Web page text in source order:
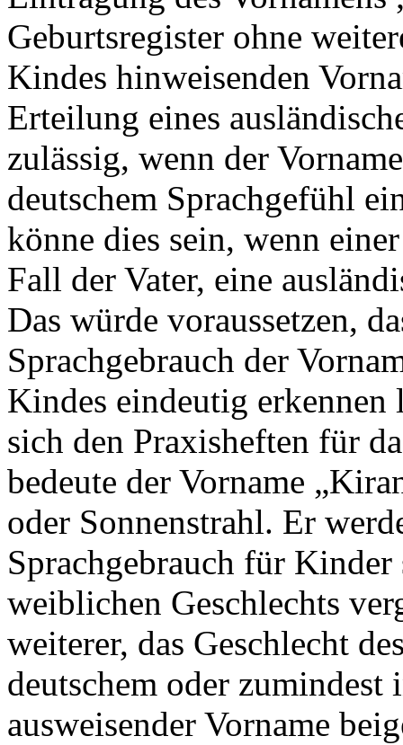
Geburtsregister ohne
Kindes hinweisenden
Erteilung eines
zulässig, wenn der
deutschem Sprachgefühl
könne dies sein, wenn
Fall der Vater, eine
Das würde voraussetzen,
Sprachgebrauch der
Kindes eindeutig erkennen
sich den Praxisheften für
bedeute der Vorname
oder Sonnenstrahl. Er
Sprachgebrauch für
weiblichen Geschlechts
weiterer, das Geschlecht
deutschem oder
ausweisender Vorname